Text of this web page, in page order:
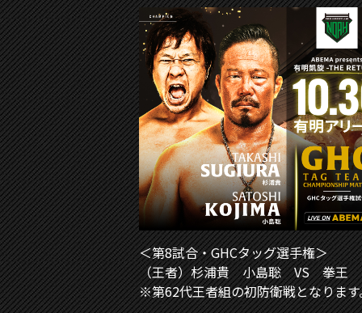
＜第8試合・GHCタッグ選手権＞
（王者）杉浦貴 小島聡 VS 拳王
※第62代王者組の初防衛戦となります